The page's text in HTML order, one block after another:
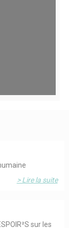
> Lire la suite
sur les